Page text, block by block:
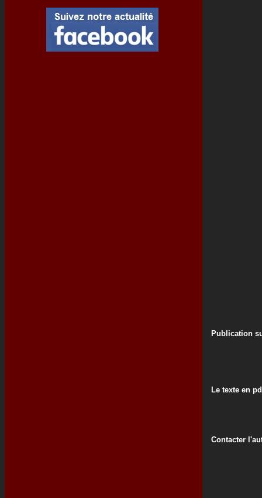
Publication
Le texte en
Contacter